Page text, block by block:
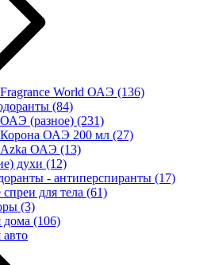
World ОАЭ (136)
(84)
(разное) (231)
Корона ОАЭ 200 мл (27)
Azka ОАЭ (13)
духи (12)
- антиперспиранты (17)
для тела (61)
(3)
дома (106)